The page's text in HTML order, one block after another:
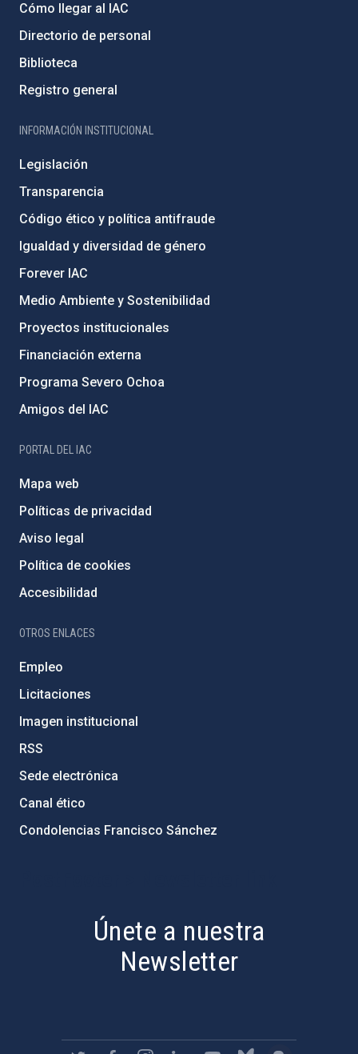
Cómo llegar al IAC
Directorio de personal
Biblioteca
Registro general
INFORMACIÓN INSTITUCIONAL
Legislación
Transparencia
Código ético y política antifraude
Igualdad y diversidad de género
Forever IAC
Medio Ambiente y Sostenibilidad
Proyectos institucionales
Financiación externa
Programa Severo Ochoa
Amigos del IAC
PORTAL DEL IAC
Mapa web
Políticas de privacidad
Aviso legal
Política de cookies
Accesibilidad
OTROS ENLACES
Empleo
Licitaciones
Imagen institucional
RSS
Sede electrónica
Canal ético
Condolencias Francisco Sánchez
Únete a nuestra
Newsletter